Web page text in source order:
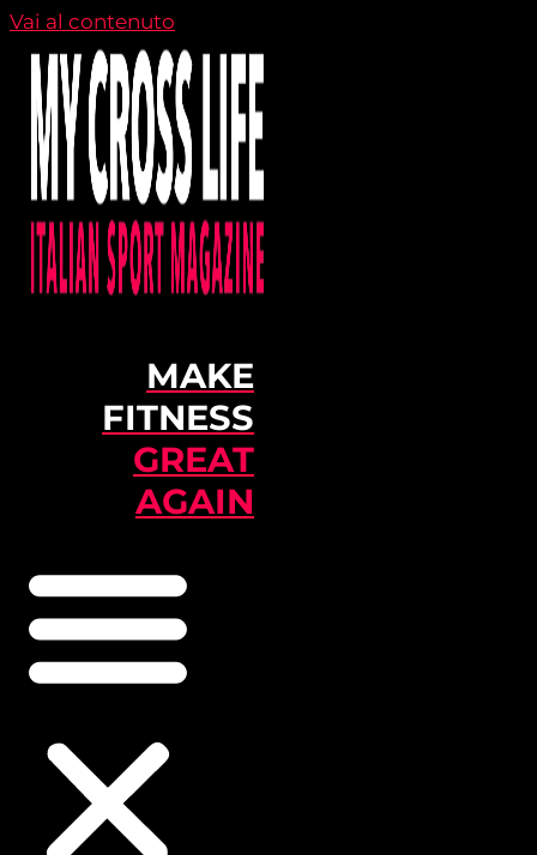
Vai al contenuto
MAKE
FITNESS
GREAT
AGAIN